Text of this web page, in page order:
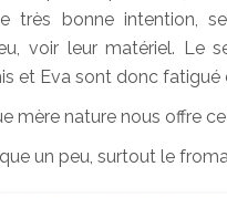
très bonne intention,
voir leur matériel. Le
et Eva sont donc
mère nature nous offre ce
un peu, surtout le